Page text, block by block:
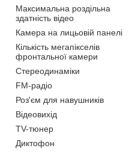
Максимальна роздільна
здатність відео
Камера на лицьовій панелі
Кількість мегапікселів
фронтальної камери
Стереодинаміки
FM-радіо
Роз'єм для навушників
Відеовихід
TV-тюнер
Диктофон